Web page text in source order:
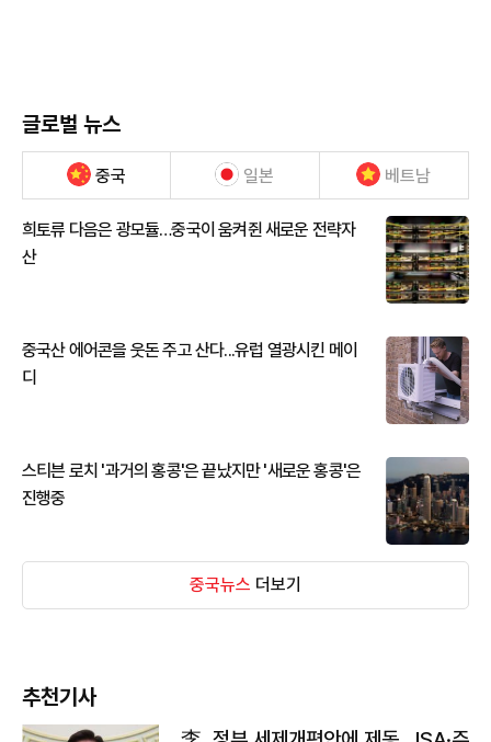
글로벌 뉴스
중국 일본 베트남
희토류 다음은 광모듈…중국이 움켜쥔 새로운 전략자
산
중국산 에어콘을 웃돈 주고 산다...유럽 열광시킨 메이
디
스티븐 로치 '과거의 홍콩'은 끝났지만 '새로운 홍콩'은
진행중
중국뉴스 더보기
추천기사